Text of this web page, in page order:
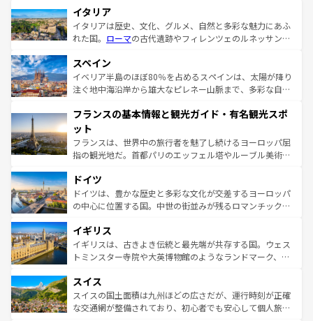
イタリア
イタリアは歴史、文化、グルメ、自然と多彩な魅力にあふ
れた国。 ローマの古代遺跡やフィレンツェのルネッサンス
ろん、トスカーナの美しい田園風景やアマルフィ海岸の絶
景など、自然景観も見逃せない。観光の合間には、本場の
ピザやパスタなど、絶品のイタリア料理を堪能することも
ませてくれるイタリアで、忘れられない旅をしてみよう！
なお、新着のイタリア情報は
しい。
スペイン
イベリア半島のほぼ80％を占めるスペインは、太陽が降り
注ぐ地中海沿岸から雄大なピレネー山脈まで、多彩な自然
文化が根付くこの国では、情熱的なフラメンコ、熱気あふ
れる闘牛、そして美味しいタパスが生活の一部となってい
る。首都マドリードの洗練された雰囲気や、バルセロナの
アートに溢れた街角から、地方では古代ローマ遺跡や中世
せる。地方によって風土や気候が異なるスペインはその個
性で訪れる人を魅了する。 なお、新着のスペイン情報は コ
ンテンツ一覧を参照してほしい。
フランスの基本情報と観光ガイド・有名観光スポ
ット
フランスは、世界中の旅行者を魅了し続けるヨーロッパ屈
指の観光地だ。首都パリのエッフェル塔やルーブル美術館
で、幅広い魅力が詰まっている。華麗な宮殿、歴史的な大
聖堂、美しいビーチ、そして豊かな自然が、訪れる者を心
から魅了する。また、フランスは美食の国としても知ら
いる。シャンパンの発祥地であるランス、プロヴァンスの
香り高いラベンダー畑など、多彩な楽しみ方が可能だ。さ
らに、パリ以外の地域にも魅力が溢れており、どの街角に
れる地方に足を運ぶとそれぞれで全く異なる文化を体験で
きるだろう。 なお、新着のフランス情報はコンテンツ一覧
を参照してほしい。
ドイツ
ドイツは、豊かな歴史と多彩な文化が交差するヨーロッパ
の中心に位置する国。中世の街並みが残るロマンチック街
顔を持つこの国は、どこを歩いても飽きることがない。ベ
ルリンの文化的活気、バイエルン州のアルプスの絶景、そ
してライン川沿いのワイン畑といった風景は必見。ビール
は、お酒好きな人にはぜひ体験してほしい。 なお、新着の
ドイツ情報はコンテンツ一覧を参照してほしい。
イギリス
イギリスは、古きよき伝統と最先端が共存する国。ウェス
トミンスター寺院や大英博物館のようなランドマーク、歴
リアごとに異なる魅力がある。また、優雅なアフタヌーン
ティー、ビール好きにはたまらない英国パブ、サッカー観
戦など、本場だからこそできる体験も豊富。イギリスを旅
スイス
スイスの国土面積は九州ほどの広さだが、運行時刻が正確
な交通網が整備されており、初心者でも安心して個人旅行